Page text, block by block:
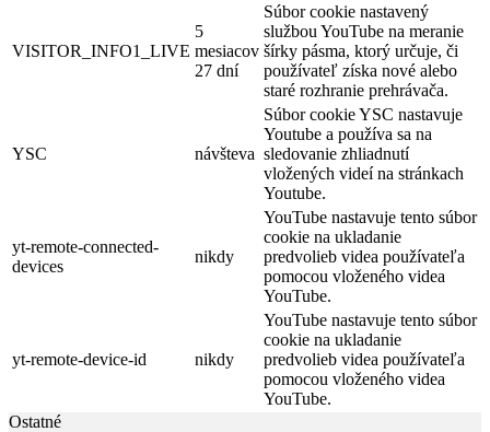
VISITOR_INFO1_LIVE
5
mesiacov
27 dní
Súbor cookie nastavený
službou YouTube na meranie
šírky pásma, ktorý určuje, či
používateľ získa nové alebo
staré rozhranie prehrávača.
YSC návšteva
Súbor cookie YSC nastavuje
Youtube a používa sa na
sledovanie zhliadnutí
vložených videí na stránkach
Youtube.
yt-remote-connected-
devices
nikdy
YouTube nastavuje tento súbor
cookie na ukladanie
predvolieb videa používateľa
pomocou vloženého videa
YouTube.
yt-remote-device-id nikdy
YouTube nastavuje tento súbor
cookie na ukladanie
predvolieb videa používateľa
pomocou vloženého videa
YouTube.
Ostatné